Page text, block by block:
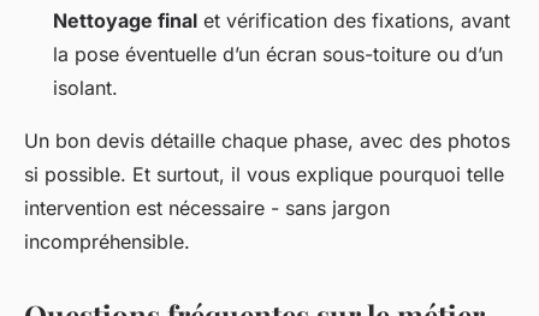
Nettoyage final et vérification des fixations, avant
la pose éventuelle d’un écran sous-toiture ou d’un
isolant.
Un bon devis détaille chaque phase, avec des photos
si possible. Et surtout, il vous explique pourquoi telle
intervention est nécessaire - sans jargon
incompréhensible.